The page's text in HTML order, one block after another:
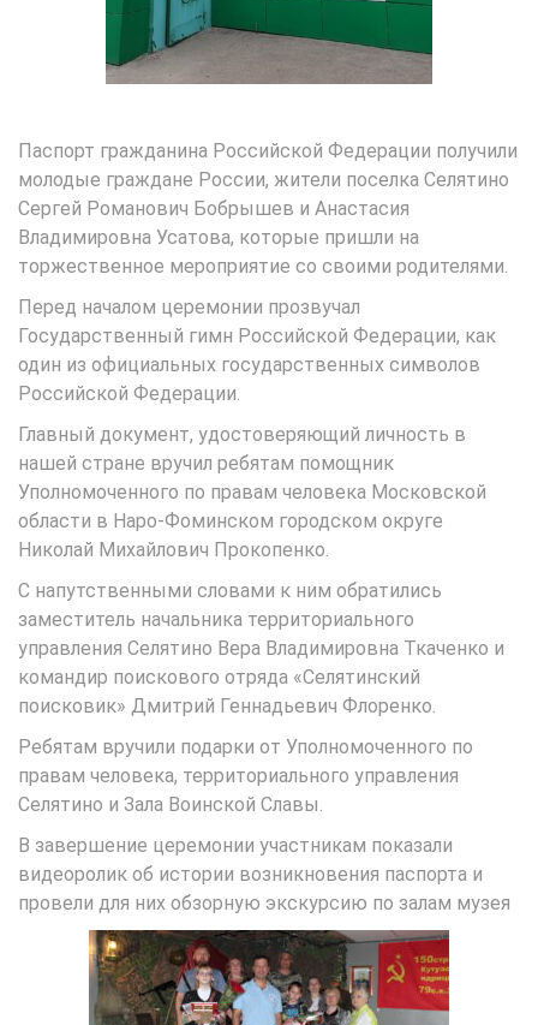
Паспорт гражданина Российской Федерации получили
молодые граждане России, жители поселка Селятино
Сергей Романович Бобрышев и Анастасия
Владимировна Усатова, которые пришли на
торжественное мероприятие со своими родителями.
Перед началом церемонии прозвучал
Государственный гимн Российской Федерации, как
один из официальных государственных символов
Российской Федерации.
Главный документ, удостоверяющий личность в
нашей стране вручил ребятам помощник
Уполномоченного по правам человека Московской
области в Наро-Фоминском городском округе
Николай Михайлович Прокопенко.
С напутственными словами к ним обратились
заместитель начальника территориального
управления Селятино Вера Владимировна Ткаченко и
командир поискового отряда «Селятинский
поисковик» Дмитрий Геннадьевич Флоренко.
Ребятам вручили подарки от Уполномоченного по
правам человека, территориального управления
Селятино и Зала Воинской Славы.
В завершение церемонии участникам показали
видеоролик об истории возникновения паспорта и
провели для них обзорную экскурсию по залам музея